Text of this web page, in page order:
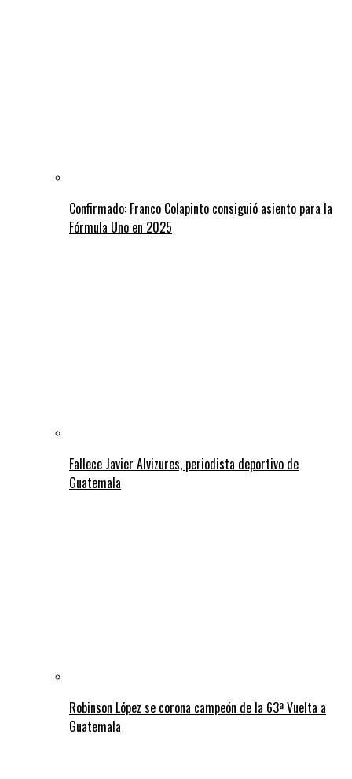
Confirmado: Franco Colapinto consiguió asiento para la
Fórmula Uno en 2025
Fallece Javier Alvizures, periodista deportivo de
Guatemala
Robinson López se corona campeón de la 63ª Vuelta a
Guatemala